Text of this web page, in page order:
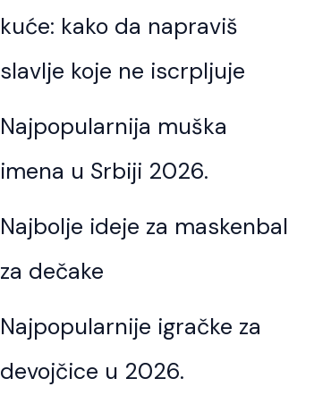
kuće: kako da napraviš
slavlje koje ne iscrpljuje
Najpopularnija muška
imena u Srbiji 2026.
Najbolje ideje za maskenbal
za dečake
Najpopularnije igračke za
devojčice u 2026.